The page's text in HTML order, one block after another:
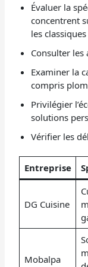
Évaluer la
concentrent
les classiques
Consulter
Examiner la
compris
Privilégier
solutions
Vérifier les
Entreprise
DG Cuisine
Mobalpa